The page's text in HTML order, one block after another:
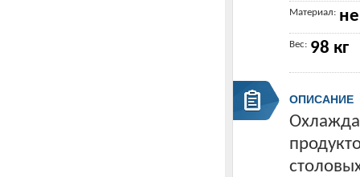
Материал:
Вес: 98 кг
ОПИСАНИЕ